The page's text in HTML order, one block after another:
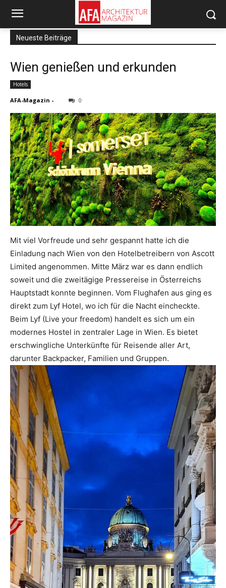
Neueste Beiträge
Wien genießen und erkunden
Hotels
AFA-Magazin - 0
Mit viel Vorfreude und sehr gespannt hatte ich die
Einladung nach Wien von den Hotelbetreibern von Ascott
Limited angenommen. Mitte März war es dann endlich
soweit und die zweitägige Pressereise in Österreichs
Hauptstadt konnte beginnen. Vom Flughafen aus ging es
direkt zum Lyf Hotel, wo ich für die Nacht eincheckte.
Beim Lyf (Live your freedom) handelt es sich um ein
modernes Hostel in zentraler Lage in Wien. Es bietet
erschwingliche Unterkünfte für Reisende aller Art,
darunter Backpacker, Familien und Gruppen.